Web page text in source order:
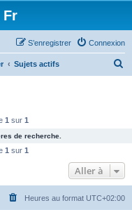
Fr
Connexion
S’enregistrer
Sujets actifs
c
e
1 sur 1
de recherche.
1 sur 1
Aller à
Heures au format UTC+02:00